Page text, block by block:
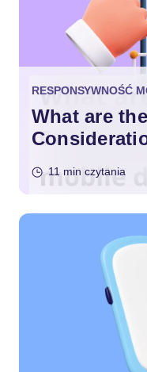
RESPONSYWNOŚĆ
What are
11 min czytania